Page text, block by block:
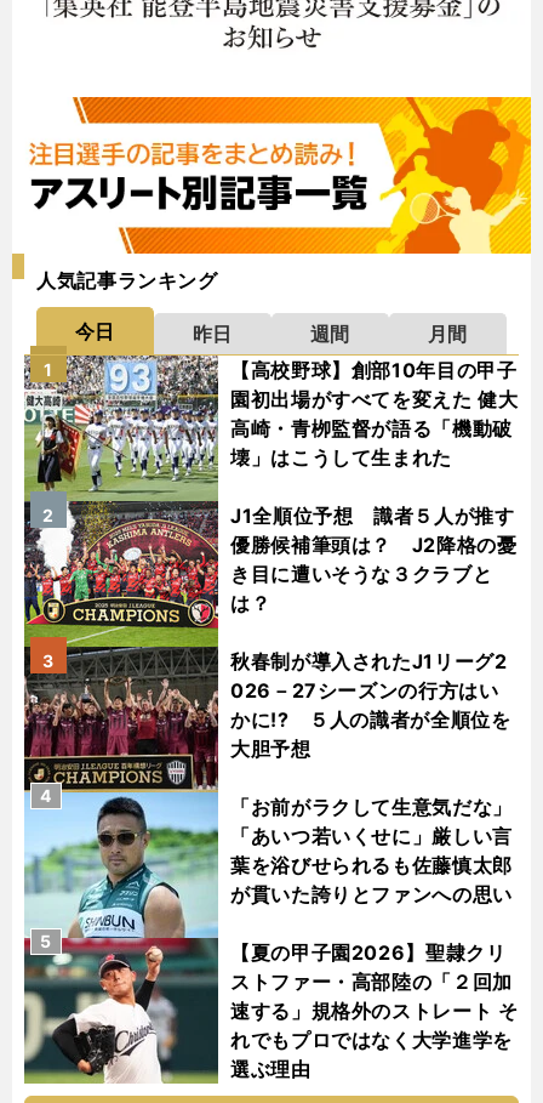
人気記事ランキング
今日 昨日 週間
月間
【高校野球】創部10年目の甲子
園初出場がすべてを変えた 健大
高崎・青栁監督が語る「機動破
壊」はこうして生まれた
1
J1全順位予想 識者５人が推す
優勝候補筆頭は？ J2降格の憂
き目に遭いそうな３クラブと
は？
2
秋春制が導入されたJ1リーグ2
026－27シーズンの行方はい
かに!? ５人の識者が全順位を
大胆予想
3
「お前がラクして生意気だな」
「あいつ若いくせに」厳しい言
葉を浴びせられるも佐藤慎太郎
が貫いた誇りとファンへの思い
4
【夏の甲子園2026】聖隷クリ
ストファー・高部陸の「２回加
速する」規格外のストレート そ
れでもプロではなく大学進学を
選ぶ理由
5